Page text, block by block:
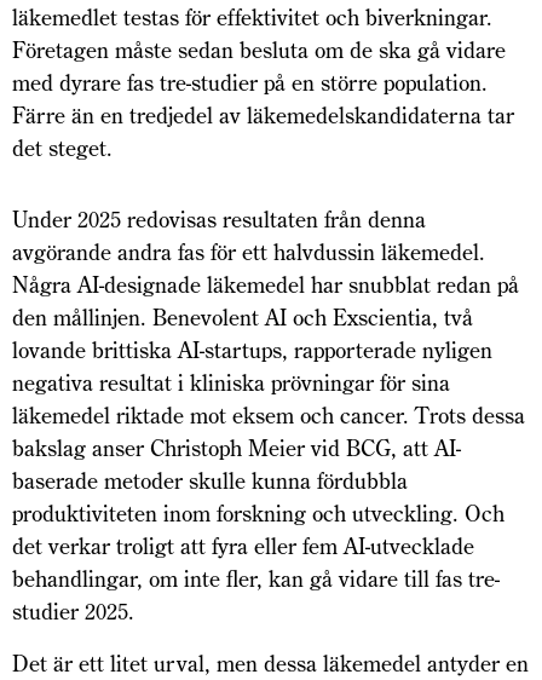
läkemedlet testas för effektivitet och biverkningar.
Företagen måste sedan besluta om de ska gå vidare
med dyrare fas tre-studier på en större population.
Färre än en tredjedel av läkemedelskandidaterna tar
det steget.
Under 2025 redovisas resultaten från denna
avgörande andra fas för ett halvdussin läkemedel.
Några AI-designade läkemedel har snubblat redan på
den mållinjen. Benevolent AI och Exscientia, två
lovande brittiska AI-startups, rapporterade nyligen
negativa resultat i kliniska prövningar för sina
läkemedel riktade mot eksem och cancer. Trots dessa
bakslag anser Christoph Meier vid BCG, att AI-
baserade metoder skulle kunna fördubbla
produktiviteten inom forskning och utveckling. Och
det verkar troligt att fyra eller fem AI-utvecklade
behandlingar, om inte fler, kan gå vidare till fas tre-
studier 2025.
Det är ett litet urval, men dessa läkemedel antyder en